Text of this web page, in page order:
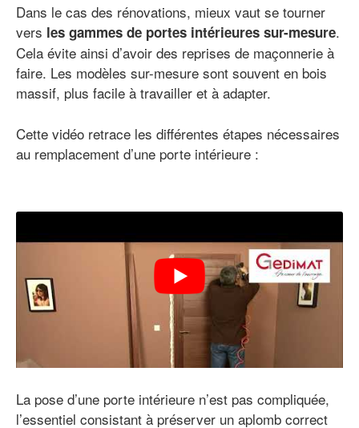
Dans le cas des rénovations, mieux vaut se tourner
vers les gammes de portes intérieures sur-mesure.
Cela évite ainsi d’avoir des reprises de maçonnerie à
faire. Les modèles sur-mesure sont souvent en bois
massif, plus facile à travailler et à adapter.
Cette vidéo retrace les différentes étapes nécessaires
au remplacement d’une porte intérieure :
La pose d’une porte intérieure n’est pas compliquée,
l’essentiel consistant à préserver un aplomb correct